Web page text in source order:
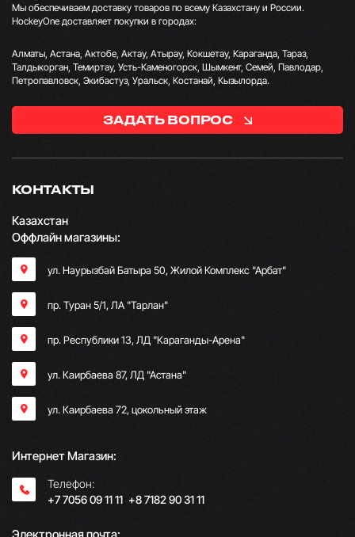
КОНТАКТЫ
Казахстан
Оффлайн магазины:
ул. Наурызбай Батыра 50, Жилой Комплекс "Арбат"
пр. Туран 5/1, ЛА "Тарлан"
пр. Республики 13, ​ЛД "Караганды-Арена"
ул. Каирбаева 87, ЛД "Астана"
ул. Каирбаева 72, цокольный этаж
Интернет Магазин:
Телефон:
+7 7056 09 11 11; +8 7182 90 31 11
Мы обеспечиваем доставку товаров по всему Казахстану и России.
HockeyOne доставляет покупки в городах:
Алматы, Астана, Актобе, Актау, Атырау, Кокшетау, Караганда, Тараз,
Талдыкорган, Темиртау, Усть-Каменогорск, Шымкент, Семей, Павлодар,
Петропавловск, Экибастуз, Уральск, Костанай, Кызылорда.
ЗАДАТЬ ВОПРОС